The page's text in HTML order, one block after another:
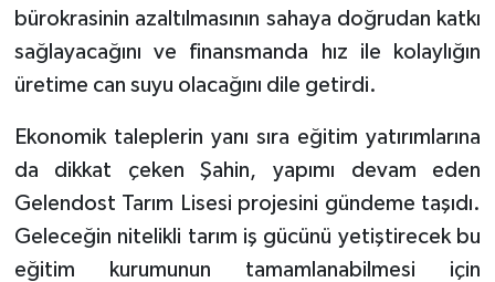
bürokrasinin azaltılmasının sahaya doğrudan katkı
sağlayacağını ve finansmanda hız ile kolaylığın
üretime can suyu olacağını dile getirdi.
Ekonomik taleplerin yanı sıra eğitim yatırımlarına
da dikkat çeken Şahin, yapımı devam eden
Gelendost Tarım Lisesi projesini gündeme taşıdı.
Geleceğin nitelikli tarım iş gücünü yetiştirecek bu
eğitim kurumunun tamamlanabilmesi için